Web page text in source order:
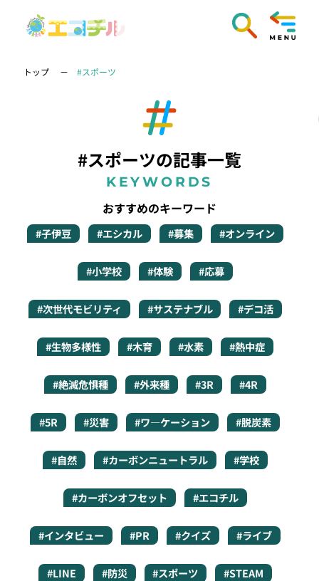
トップ #スポーツ
#スポーツの記事一覧
KEYWORDS
おすすめのキーワード
#子伊豆 #エシカル #募集 #オンライン
#小学校 #体験 #応募
#次世代モビリティ #サステナブル #デコ活
#生物多様性 #木育 #水素 #熱中症
#絶滅危惧種 #外来種 #3R #4R
#5R #災害 #ワ―ケーション #脱炭素
#自然 #カーボンニュートラル #学校
#カーボンオフセット #エコチル
#インタビュー #PR #クイズ #ライブ
#LINE #防災 #スポーツ #STEAM